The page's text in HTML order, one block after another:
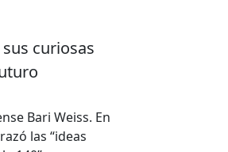
curiosas
Bari Weiss. En
las “ideas